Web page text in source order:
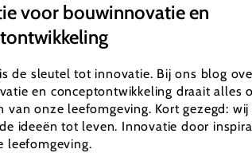
voor bouwinnovatie en
de sleutel tot innovatie. Bij ons blog
en conceptontwikkeling draait alles
van onze leefomgeving. Kort gezegd: wij
ideeën tot leven. Innovatie door
leefomgeving.